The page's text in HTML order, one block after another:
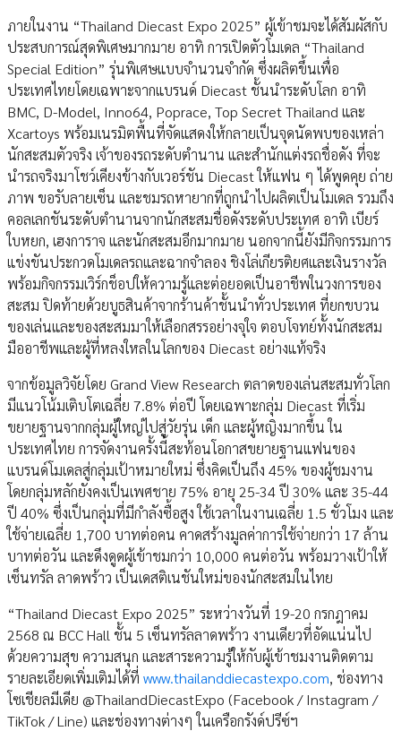
ภายในงาน “Thailand Diecast Expo 2025” ผู้เข้าชมจะได้สัมผัสกับ
ประสบการณ์สุดพิเศษมากมาย อาทิ การเปิดตัวโมเดล “Thailand
Special Edition” รุ่นพิเศษแบบจำนวนจำกัด ซึ่งผลิตขึ้นเพื่อ
ประเทศไทยโดยเฉพาะจากแบรนด์ Diecast ชั้นนำระดับโลก อาทิ
BMC, D-Model, Inno64, Poprace, Top Secret Thailand และ
Xcartoys พร้อมเนรมิตพื้นที่จัดแสดงให้กลายเป็นจุดนัดพบของเหล่า
นักสะสมตัวจริง เจ้าของรถระดับตำนาน และสำนักแต่งรถชื่อดัง ที่จะ
นำรถจริงมาโชว์เคียงข้างกับเวอร์ชัน Diecast ให้แฟน ๆ ได้พูดคุย ถ่าย
ภาพ ขอรับลายเซ็น และชมรถหายากที่ถูกนำไปผลิตเป็นโมเดล รวมถึง
คอลเลกชันระดับตำนานจากนักสะสมชื่อดังระดับประเทศ อาทิ เบียร์
ใบหยก, เฮงการาจ และนักสะสมอีกมากมาย นอกจากนี้ยังมีกิจกรรมการ
แข่งขันประกวดโมเดลรถและฉากจำลอง ชิงโล่เกียรติยศและเงินรางวัล
พร้อมกิจกรรมเวิร์กช็อปให้ความรู้และต่อยอดเป็นอาชีพในวงการของ
สะสม ปิดท้ายด้วยบูธสินค้าจากร้านค้าชั้นนำทั่วประเทศ ที่ยกขบวน
ของเล่นและของสะสมมาให้เลือกสรรอย่างจุใจ ตอบโจทย์ทั้งนักสะสม
มืออาชีพและผู้ที่หลงใหลในโลกของ Diecast อย่างแท้จริง
จากข้อมูลวิจัยโดย Grand View Research ตลาดของเล่นสะสมทั่วโลก
มีแนวโน้มเติบโตเฉลี่ย 7.8% ต่อปี โดยเฉพาะกลุ่ม Diecast ที่เริ่ม
ขยายฐานจากกลุ่มผู้ใหญ่ไปสู่วัยรุ่น เด็ก และผู้หญิงมากขึ้น ใน
ประเทศไทย การจัดงานครั้งนี้สะท้อนโอกาสขยายฐานแฟนของ
แบรนด์โมเดลสู่กลุ่มเป้าหมายใหม่ ซึ่งคิดเป็นถึง 45% ของผู้ชมงาน
โดยกลุ่มหลักยังคงเป็นเพศชาย 75% อายุ 25-34 ปี 30% และ 35-44
ปี 40% ซึ่งเป็นกลุ่มที่มีกำลังซื้อสูง ใช้เวลาในงานเฉลี่ย 1.5 ชั่วโมง และ
ใช้จ่ายเฉลี่ย 1,700 บาทต่อคน คาดสร้างมูลค่าการใช้จ่ายกว่า 17 ล้าน
บาทต่อวัน และดึงดูดผู้เข้าชมกว่า 10,000 คนต่อวัน พร้อมวางเป้าให้
เซ็นทรัล ลาดพร้าว เป็นเดสติเนชันใหม่ของนักสะสมในไทย
“Thailand Diecast Expo 2025” ระหว่างวันที่ 19-20 กรกฎาคม
2568 ณ BCC Hall ชั้น 5 เซ็นทรัลลาดพร้าว งานเดียวที่อัดแน่นไป
ด้วยความสุข ความสนุก และสาระความรู้ให้กับผู้เข้าชมงานติดตาม
รายละเอียดเพิ่มเติมได้ที่ www.thailanddiecastexpo.com, ช่องทาง
โซเชียลมีเดีย @ThailandDiecastExpo (Facebook / Instagram /
TikTok / Line) และช่องทางต่างๆ ในเครือกรังด์ปรีซ์ฯ